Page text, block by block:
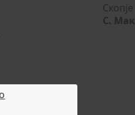
Скопје
С.